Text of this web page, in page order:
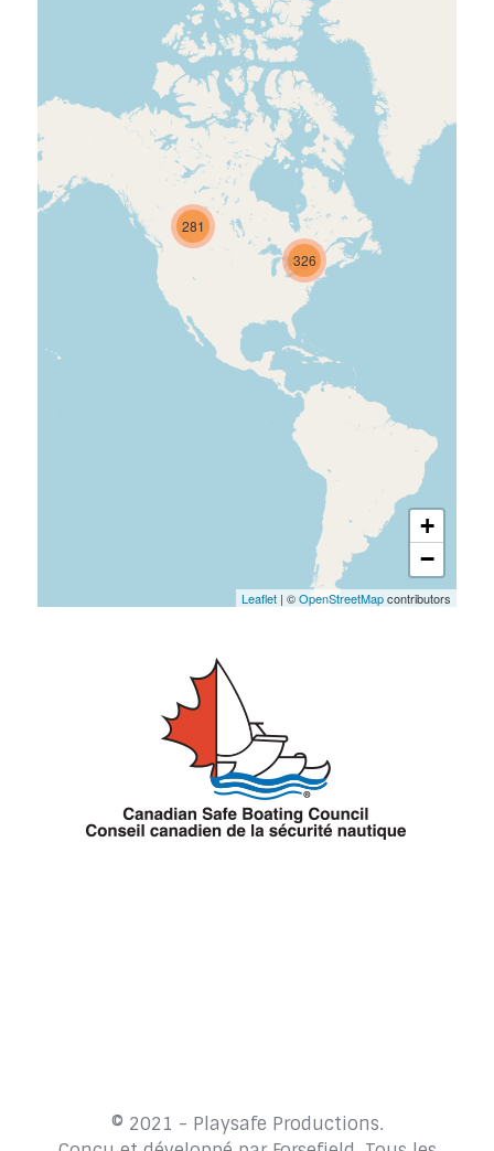
326
281
+
−
Leaflet | ©OpenStreetMapcontributors
© 2021 - Playsafe Productions.